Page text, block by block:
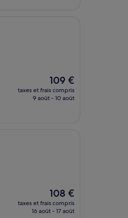
Le
nouveau
prix
109 €
taxes et frais compris
9 août - 10 août
Le
nouveau
prix
108 €
taxes et frais compris
16 août - 17 août